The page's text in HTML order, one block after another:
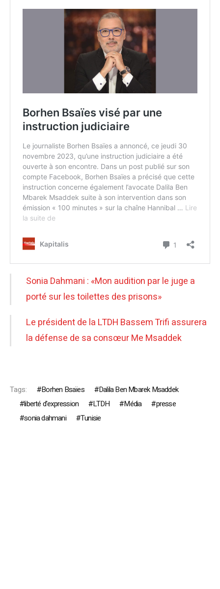
Sonia Dahmani : «Mon audition par le juge a
porté sur les toilettes des prisons»
Le président de la LTDH Bassem Trifi assurera
la défense de sa consœur Me Msaddek
Tags: Borhen Bsaïes
Dalila Ben Mbarek Msaddek
liberté d'expression
LTDH Média
presse
sonia dahmani
Tunisie